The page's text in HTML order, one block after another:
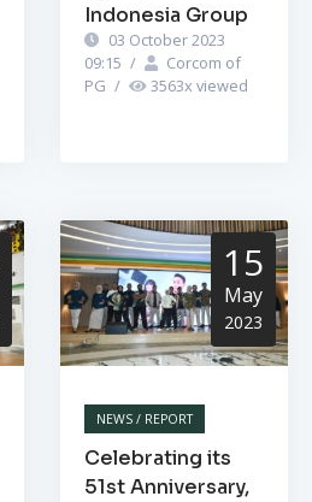
Indonesia Group
03 October 2023
09:15 /
Corcom of
PG / 3563x viewed
15
May
2023
NEWS / REPORT
Celebrating its
51st Anniversary,